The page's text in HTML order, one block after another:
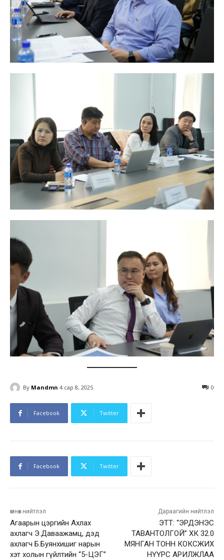
By Mandmn 4 сар 8, 2025 0
Facebook Twitter
Facebook Twitter
өмнөх нийтлэл
Агаарын цэргийн Ахлах
ахлагч Э.Даваажамц, дэд
ахлагч Б.Буянхишиг нарын
хэт холын гүйлтийн “5-ЦЭГ”
Дараагийн нийтлэл
ЭТТ: “ЭРДЭНЭС
ТАВАНТОЛГОЙ” ХК 32.0
МЯНГАН ТОНН КОКСЖИХ
НҮҮРС АРИЛЖЛАА